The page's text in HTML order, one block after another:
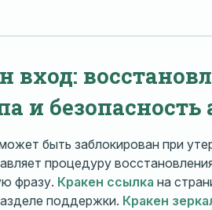
вход:
и безопасность
быть заблокирован при
процедуру
фразу. Кракен ссылка на
поддержки. Кракен